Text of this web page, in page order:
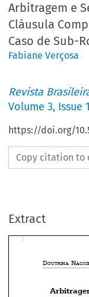
Arbitragem e
Cláusula
Caso de Sub-
Fabiane Verçosa
Revista
Volume3, Issue
https://doi.org/
Copy citation to
Extract
  
Arbitragem
em